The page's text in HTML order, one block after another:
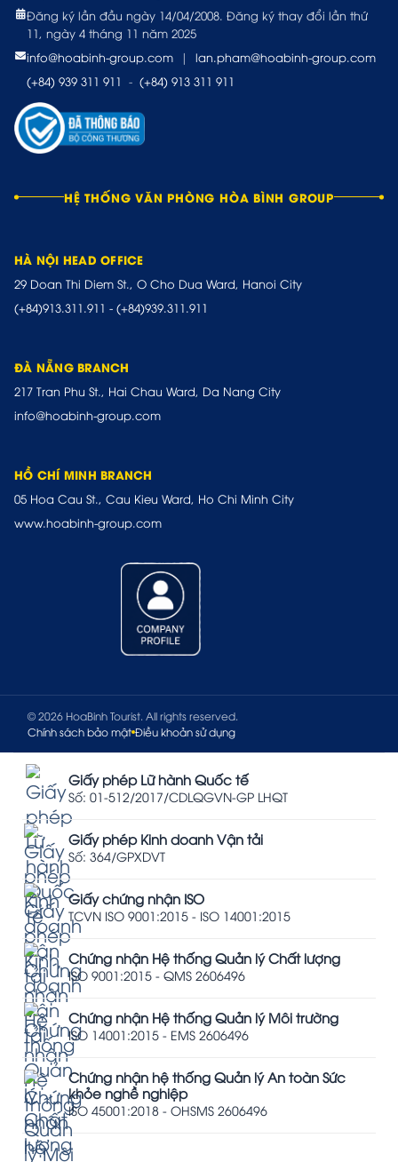
Đăng ký lần đầu ngày 14/04/2008. Đăng ký thay đổi lần thứ
11, ngày 4 tháng 11 năm 2025
info@hoabinh-group.com
|
lan.pham@hoabinh-group.com
(+84) 939 311 911 - (+84) 913 311 911
HỆ THỐNG VĂN PHÒNG HÒA BÌNH GROUP
HÀ NỘI HEAD OFFICE
29 Doan Thi Diem St., O Cho Dua Ward, Hanoi City
(+84)913.311.911 - (+84)939.311.911
ĐÀ NẴNG BRANCH
217 Tran Phu St., Hai Chau Ward, Da Nang City
info@hoabinh-group.com
HỒ CHÍ MINH BRANCH
05 Hoa Cau St., Cau Kieu Ward, Ho Chi Minh City
www.hoabinh-group.com
© 2026 HoaBinh Tourist. All rights reserved.
Chính sách bảo mật Điều khoản sử dụng
Giấy phép Lữ hành Quốc tế
Số: 01-512/2017/CDLQGVN-GP LHQT
Giấy phép Kinh doanh Vận tải
Số: 364/GPXDVT
Giấy chứng nhận ISO
TCVN ISO 9001:2015 - ISO 14001:2015
Chứng nhận Hệ thống Quản lý Chất lượng
ISO 9001:2015 - QMS 2606496
Chứng nhận Hệ thống Quản lý Môi trường
ISO 14001:2015 - EMS 2606496
Chứng nhận hệ thống Quản lý An toàn Sức
khỏe nghề nghiệp
ISO 45001:2018 - OHSMS 2606496